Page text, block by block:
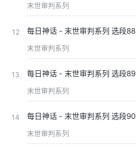
末世审判系列
12 每日神话 - 末世审判系列 选段88
末世审判系列
13 每日神话 - 末世审判系列 选段89
末世审判系列
14 每日神话 - 末世审判系列 选段90
末世审判系列